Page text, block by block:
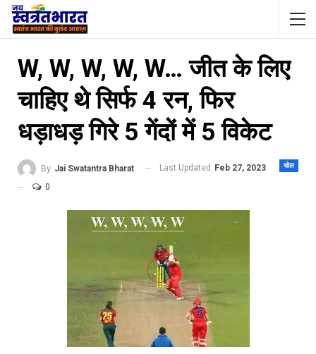
W, W, W, W, W… जीत के लिए
चाहिए थे सिर्फ 4 रन, फिर
धड़ाधड़ गिरे 5 गेंदों में 5 विकेट
खेल
By Jai Swatantra Bharat Last Updated
Feb 27, 2023
0